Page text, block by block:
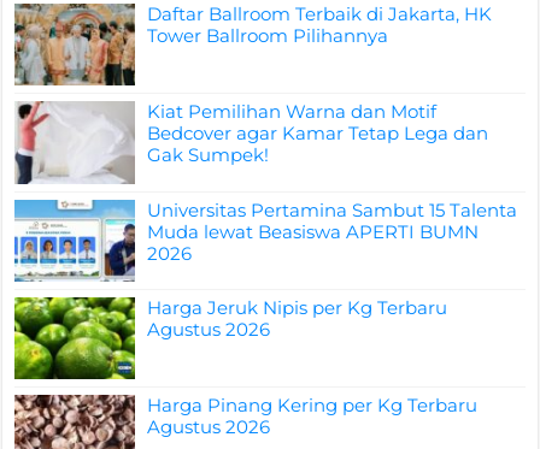
Daftar Ballroom Terbaik di Jakarta, HK
Tower Ballroom Pilihannya
Kiat Pemilihan Warna dan Motif
Bedcover agar Kamar Tetap Lega dan
Gak Sumpek!
Universitas Pertamina Sambut 15 Talenta
Muda lewat Beasiswa APERTI BUMN
2026
Harga Jeruk Nipis per Kg Terbaru
Agustus 2026
Harga Pinang Kering per Kg Terbaru
Agustus 2026